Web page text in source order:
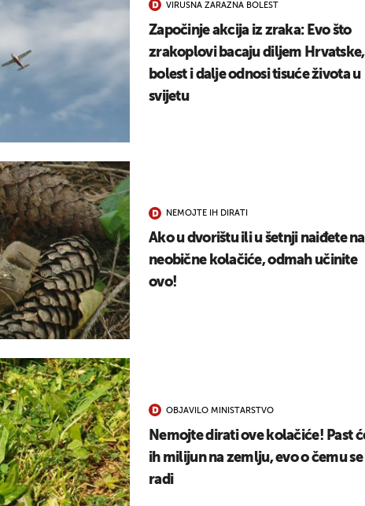
VIRUSNA ZARAZNA BOLEST
Započinje akcija iz zraka: Evo što
zrakoplovi bacaju diljem Hrvatske,
bolest i dalje odnosi tisuće života u
svijetu
NEMOJTE IH DIRATI
Ako u dvorištu ili u šetnji naiđete na
neobične kolačiće, odmah učinite
ovo!
OBJAVILO MINISTARSTVO
Nemojte dirati ove kolačiće! Past
ih milijun na zemlju, evo o čemu se
radi
UKLJUČITE NOTIFIKACIJE